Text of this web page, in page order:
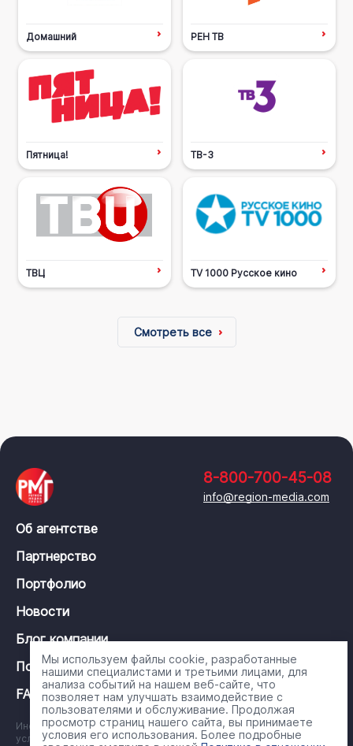
Домашний РЕН ТВ
Пятница! ТВ-3
ТВЦ TV 1000 Русское кино
Смотреть все
8-800-700-45-08
info@region-media.com
Об агентстве
Партнерство
Портфолио
Новости
Блог компании
Политика конфиденциальности
FAQ
Информация на сайте носит справочный характер и ни при каких
условиях не является публичной офертой
Мы используем файлы cookie, разработанные
нашими специалистами и третьими лицами, для
анализа событий на нашем веб-сайте, что
позволяет нам улучшать взаимодействие с
пользователями и обслуживание. Продолжая
просмотр страниц нашего сайта, вы принимаете
условия его использования. Более подробные